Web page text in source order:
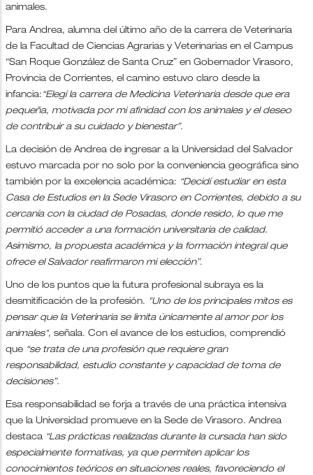
animales.
Para Andrea, alumna del último año de la carrera de Veterinaria
de la Facultad de Ciencias Agrarias y Veterinarias en el Campus
“San Roque González de Santa Cruz” en Gobernador Virasoro,
Provincia de Corrientes, el camino estuvo claro desde la
infancia: “Elegí la carrera de Medicina Veterinaria desde que era
pequeña, motivada por mi afinidad con los animales y el deseo
de contribuir a su cuidado y bienestar”.
La decisión de Andrea de ingresar a la Universidad del Salvador
estuvo marcada por no solo por la conveniencia geográfica sino
también por la excelencia académica: “Decidí estudiar en esta
Casa de Estudios en la Sede Virasoro en Corrientes, debido a su
cercanía con la ciudad de Posadas, donde resido, lo que me
permitió acceder a una formación universitaria de calidad.
Asimismo, la propuesta académica y la formación integral que
ofrece el Salvador reafirmaron mi elección”.
Uno de los puntos que la futura profesional subraya es la
desmitificación de la profesión.
"Uno de los principales mitos es
pensar que la Veterinaria se limita únicamente al amor por los
animales", señala. Con el avance de los estudios, comprendió
que “se trata de una profesión que requiere gran
responsabilidad, estudio constante y capacidad de toma de
decisiones”.
Esa responsabilidad se forja a través de una práctica intensiva
que la Universidad promueve en la Sede de Virasoro. Andrea
destaca “Las prácticas realizadas durante la cursada han sido
especialmente formativas, ya que permiten aplicar los
conocimientos teóricos en situaciones reales, favoreciendo el